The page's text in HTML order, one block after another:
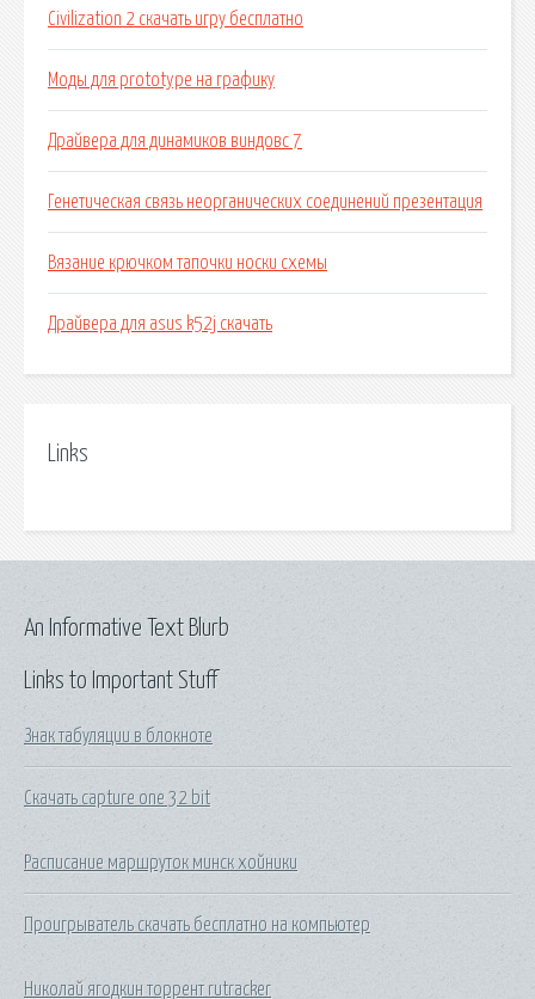
Civilization 2 скачать игру бесплатно
Моды для prototype на графику
Драйвера для динамиков виндовс 7
Генетическая связь неорганических соединений презентация
Вязание крючком тапочки носки схемы
Драйвера для asus k52j скачать
Links
Links to Important Stuff
Знак табуляции в блокноте
Скачать capture one 32 bit
Расписание маршруток минск хойники
Проигрыватель скачать бесплатно на компьютер
Николай ягодкин торрент rutracker
An Informative Text Blurb